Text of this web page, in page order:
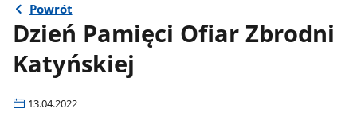
Powrót
Dzień Pamięci Ofiar Zbrodni
Katyńskiej
13.04.2022